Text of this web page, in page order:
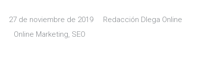
27 de noviembre de 2019
Redacción Dlega Online
Online Marketing, SEO